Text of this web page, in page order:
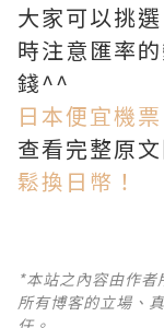
大家可以挑
時注意匯率
錢^^
日本便宜機
查看完整原
鬆換日幣！
*本站之內容由作
所有博客的立場、